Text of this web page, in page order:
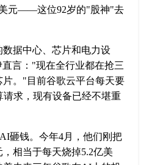
元——这位92岁的"股神"去
据中心、芯片和电力设
直言："现在全行业都在抢三
。"目前谷歌云平台每天要
请求，现有设备已经不堪重
砸钱。今年4月，他们刚把
相当于每天烧掉5.2亿美